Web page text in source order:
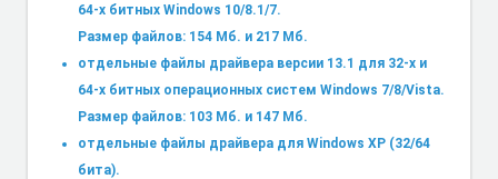
64-х битных Windows 10/8.1/7.
Размер файлов: 154 Мб. и 217 Мб.
отдельные файлы драйвера версии 13.1 для 32-х и
64-х битных операционных систем Windows 7/8/Vista.
Размер файлов: 103 Мб. и 147 Мб.
отдельные файлы драйвера для Windows XP (32/64
бита).